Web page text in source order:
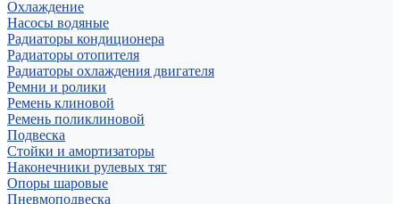
Охлаждение
Насосы водяные
Радиаторы кондиционера
Радиаторы отопителя
Радиаторы охлаждения двигателя
Ремни и ролики
Ремень клиновой
Ремень поликлиновой
Подвеска
Стойки и амортизаторы
Наконечники рулевых тяг
Опоры шаровые
Пневмоподвеска